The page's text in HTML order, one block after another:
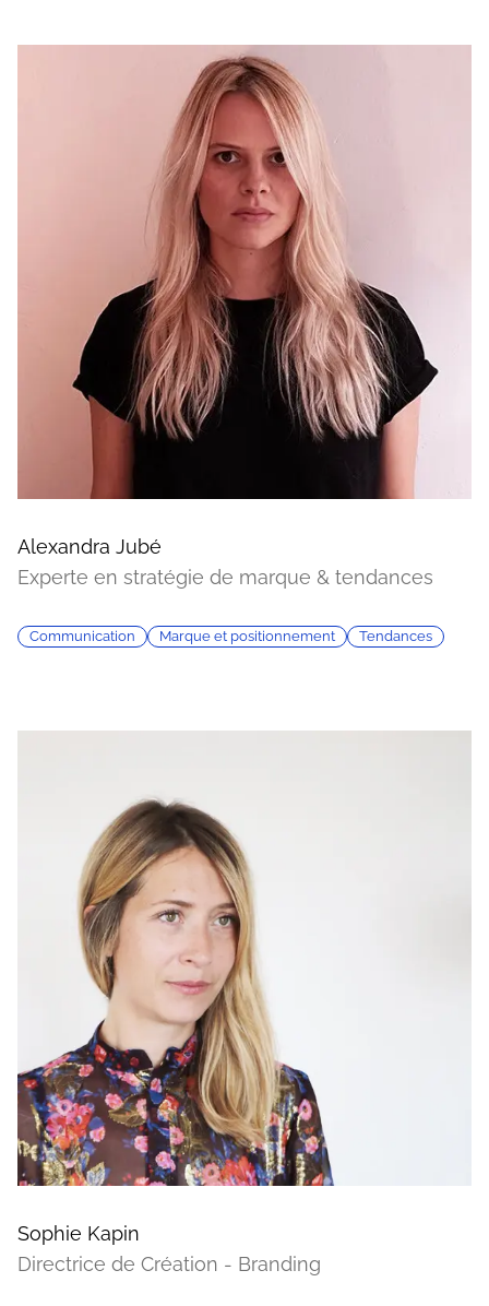
Alexandra Jubé
Experte en stratégie de marque & tendances
Communication Marque et positionnement Tendances
Sophie Kapin
Directrice de Création - Branding